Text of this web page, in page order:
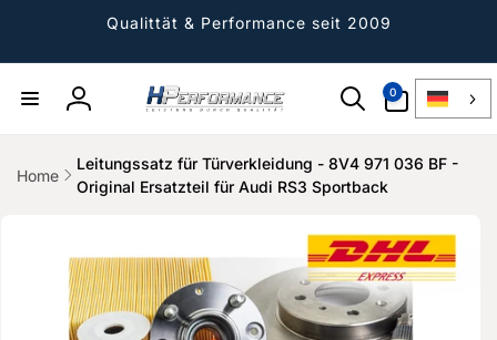
Qualittät & Performance seit 2009
Einloggen
0
Artikel
Home
Leitungssatz für Türverkleidung - 8V4 971 036 BF -
Original Ersatzteil für Audi RS3 Sportback